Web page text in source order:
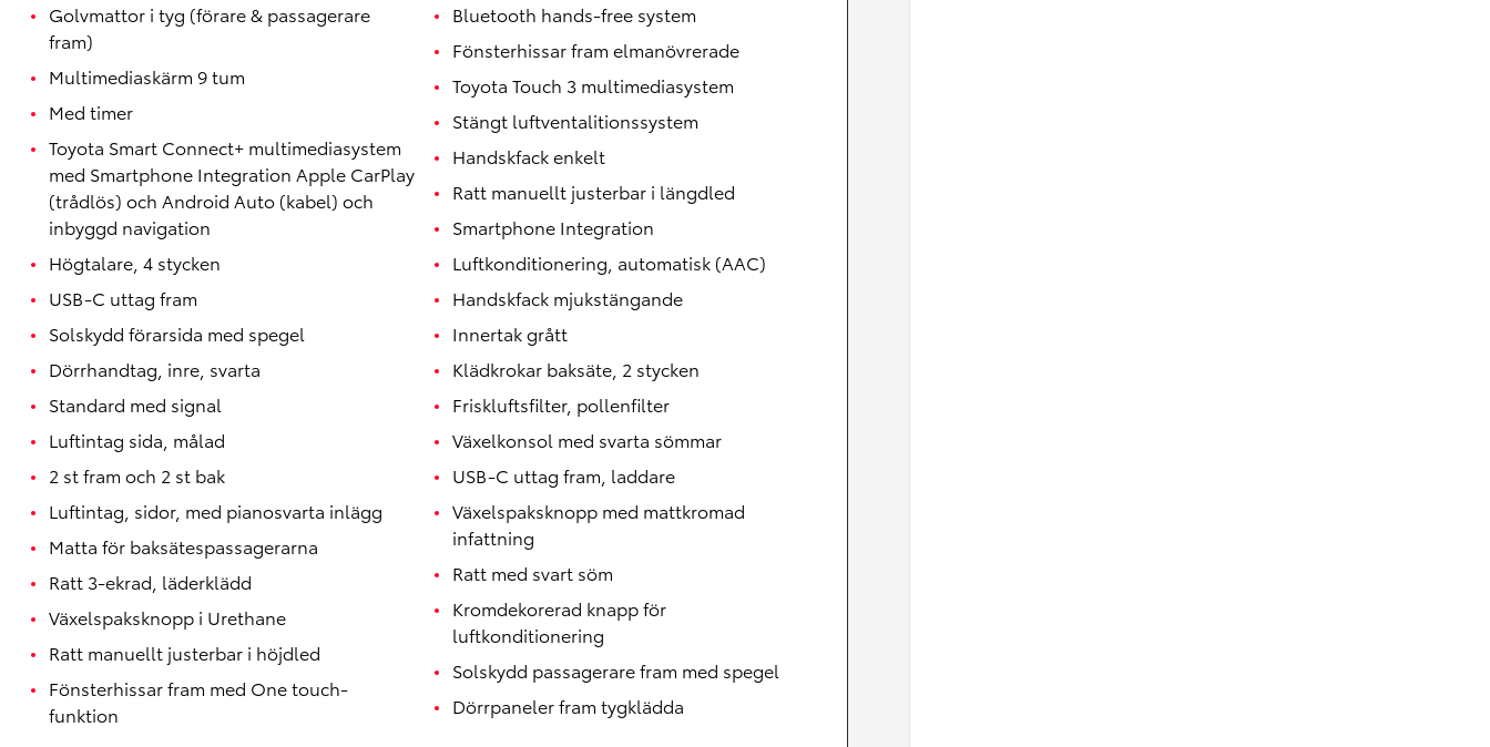
Golvmattor i tyg (förare & passagerare
fram)
Multimediaskärm 9 tum
Med timer
Toyota Smart Connect+ multimediasystem
med Smartphone Integration Apple CarPlay
(trådlös) och Android Auto (kabel) och
inbyggd navigation
Högtalare, 4 stycken
USB-C uttag fram
Solskydd förarsida med spegel
Dörrhandtag, inre, svarta
Standard med signal
Luftintag sida, målad
2 st fram och 2 st bak
Luftintag, sidor, med pianosvarta inlägg
Matta för baksätespassagerarna
Ratt 3-ekrad, läderklädd
Växelspaksknopp i Urethane
Ratt manuellt justerbar i höjdled
Fönsterhissar fram med One touch-
funktion
Bluetooth hands-free system
Fönsterhissar fram elmanövrerade
Toyota Touch 3 multimediasystem
Stängt luftventalitionssystem
Handskfack enkelt
Ratt manuellt justerbar i längdled
Smartphone Integration
Luftkonditionering, automatisk (AAC)
Handskfack mjukstängande
Innertak grått
Klädkrokar baksäte, 2 stycken
Friskluftsfilter, pollenfilter
Växelkonsol med svarta sömmar
USB-C uttag fram, laddare
Växelspaksknopp med mattkromad
infattning
Ratt med svart söm
Kromdekorerad knapp för
luftkonditionering
Solskydd passagerare fram med spegel
Dörrpaneler fram tygklädda